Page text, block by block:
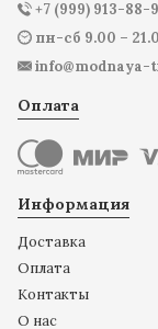
+7 (999) 913-88-
пн-сб 9.00 –
info@modnaya-
Оплата
Информация
Доставка
Оплата
Контакты
О нас